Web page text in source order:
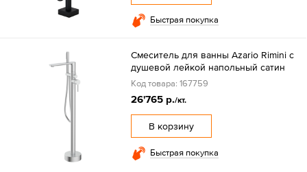
Быстрая покупка
Смеситель для ванны Azario Rimini с
душевой лейкой напольный сатин
Код товара: 167759
26'765 р./кт.
В корзину
Быстрая покупка